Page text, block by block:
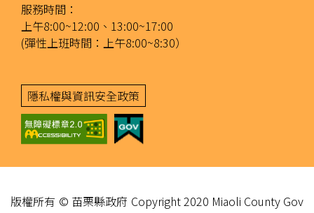
服務時間：
上午8:00~12:00、13:00~17:00
(彈性上班時間：上午8:00~8:30）
隱私權與資訊安全政策
版權所有 © 苗栗縣政府 Copyright 2020 Miaoli County Gov